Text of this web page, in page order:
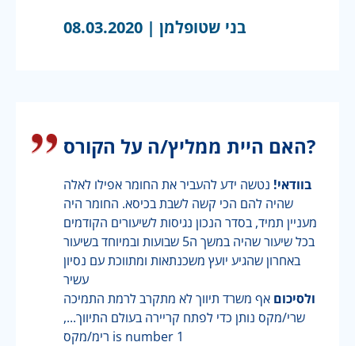
בני שטופלמן | 08.03.2020
האם היית ממליץ/ה על הקורס?
בוודאי! נטשה ידע להעביר את החומר אפילו לאלה
שהיה להם הכי קשה לשבת בכיסא. החומר היה
מעניין תמיד, בסדר הנכון נגיסות לשיעורים הקודמים
בכל שיעור שהיה במשך ה5 שבועות ובמיוחד בשיעור
באחרון שהגיע יועץ משכנתאות ומתווכת עם נסיון
עשיר
ולסיכום אף משרד תיווך לא מתקרב לרמת התמיכה
שרי/מקס נותן כדי לפתח קריירה בעולם התיווך...,
רימ/מקס is number 1